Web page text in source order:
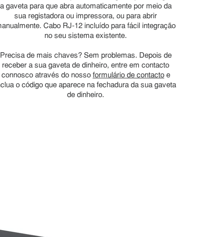
a gaveta para que abra automaticamente por meio da
sua registadora ou impressora, ou para abrir
Cabo RJ-12 incluído para fácil integração
no seu sistema existente.
Precisa de mais chaves? Sem problemas. Depois de
receber a sua gaveta de dinheiro, entre em contacto
connosco através do nosso formulário de contactoe
o código que aparece na fechadura da sua gaveta
de dinheiro.